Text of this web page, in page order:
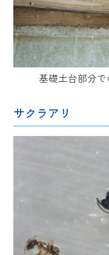
基礎土台部分
サクラアリ